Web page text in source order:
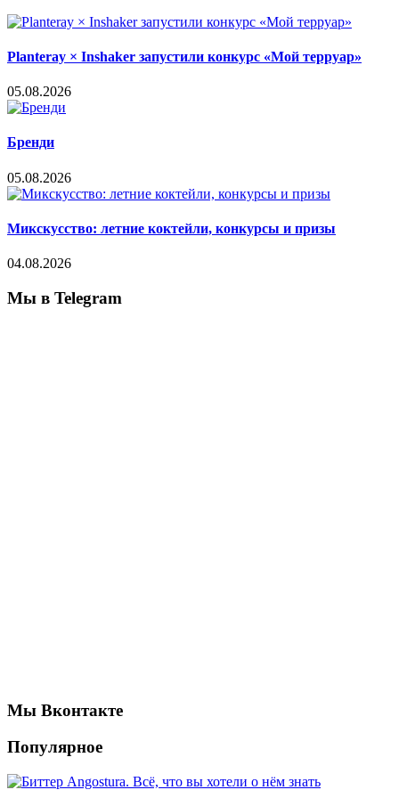
Planteray × Inshaker запустили конкурс «Мой терруар»
05.08.2026
Бренди
05.08.2026
Микскусство: летние коктейли, конкурсы и призы
04.08.2026
Мы в Telegram
Мы Вконтакте
Популярное